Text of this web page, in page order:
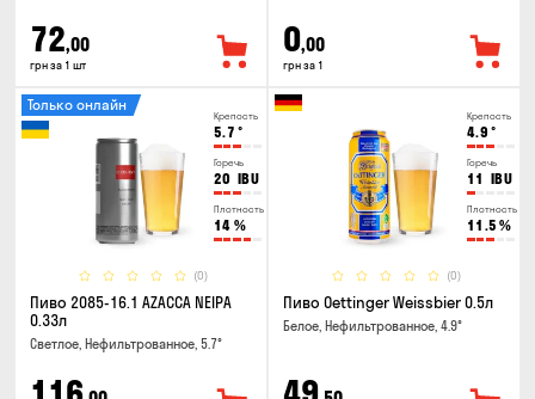
72,00
грн за 1 шт
0,00
грн за 1
Крепость
5.7 °
Горечь
20 IBU
Плотность
14 %
(0)
Только онлайн
Пиво 2085-16.1 AZACCA NEIPA
0.33л
Светлое, Нефильтрованное, 5.7°
Крепость
4.9 °
Горечь
11 IBU
Плотность
11.5 %
(0)
Пиво Oettinger Weissbier 0.5л
Белое, Нефильтрованное, 4.9°